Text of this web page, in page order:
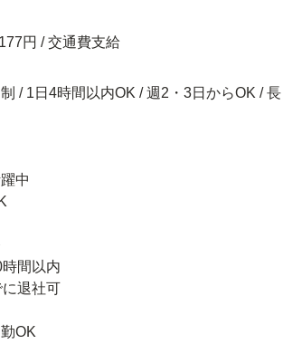
円 / 交通費支給
/ 1日4時間以内OK / 週2・3日からOK / 長
中
間以内
退社可
OK